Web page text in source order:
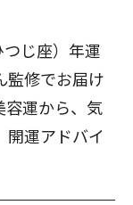
じ座）年運
監修でお届け
容運から、気
開運アドバイ